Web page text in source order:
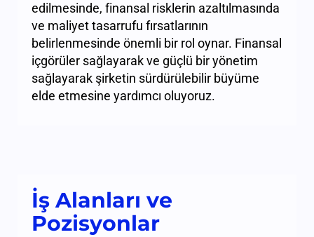
edilmesinde, finansal risklerin azaltılmasında
ve maliyet tasarrufu fırsatlarının
belirlenmesinde önemli bir rol oynar. Finansal
içgörüler sağlayarak ve güçlü bir yönetim
sağlayarak şirketin sürdürülebilir büyüme
elde etmesine yardımcı oluyoruz.
İş Alanları ve
Pozisyonlar